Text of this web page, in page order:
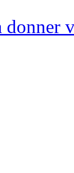
donner